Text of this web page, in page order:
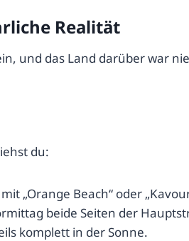
Realität
und das Land darüber war
du:
„Orange Beach“ oder
beide Seiten der
komplett in der Sonne.